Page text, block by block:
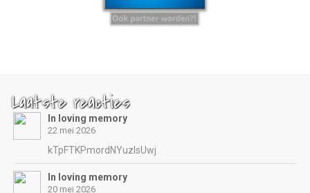
Laatste reacties
In loving memory
22 mei 2026
kTpFTKPmordNYuzIsUwj
In loving memory
20 mei 2026